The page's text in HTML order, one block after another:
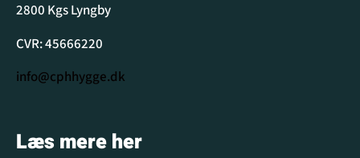
2800 Kgs Lyngby
CVR: 45666220
info@cphhygge.dk
Læs mere her